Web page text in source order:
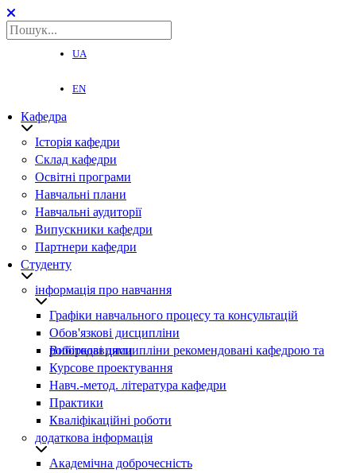
UA
EN
Кафедра
Історія кафедри
Склад кафедри
Освітні програми
Навчальні плани
Навчальні аудиторії
Випускники кафедри
Партнери кафедри
Студенту
інформація про навчання
Графіки навчального процесу та консультацій
Обов'язкові дисципліни
Вибіркові дисципліни рекомендовані кафедрою та роботодавцями
Курсове проектування
Навч.-метод. література кафедри
Практики
Кваліфікаційні роботи
додаткова інформація
Академічна доброчесність